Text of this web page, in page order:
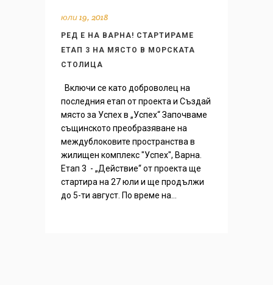
юли 19, 2018
РЕД Е НА ВАРНА! СТАРТИРАМЕ
ЕТАП 3 НА МЯСТО В МОРСКАТА
СТОЛИЦА
Включи се като доброволец на
последния етап от проекта и Създай
място за Успех в „Успех“ Започваме
същинското преобразяване на
междублоковите пространства в
жилищен комплекс "Успех", Варна.
Етап 3 - „Действие“ от проекта ще
стартира на 27 юли и ще продължи
до 5-ти август. По време на...